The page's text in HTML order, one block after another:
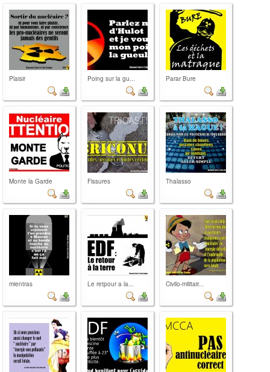
Plaisir Poing sur la gu... Parar Bure
Monte la Garde Fissures Thalasso
mientras Le retpour a la... Civilo-militair...